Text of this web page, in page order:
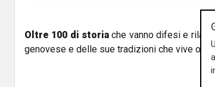
e
o
Oltre 100 di storia che vanno difesi e
genovese e delle sue tradizioni che vive